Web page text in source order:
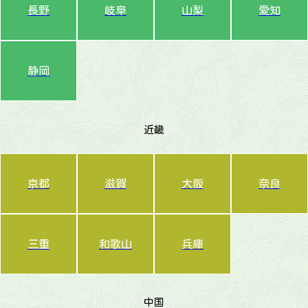
長野 岐阜 山梨 愛知
静岡
近畿
京都 滋賀 大阪 奈良
三重 和歌山 兵庫
中国